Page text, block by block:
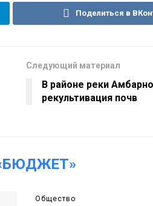
Поделиться в
Следующий материал
В районе реки
рекультивация почв
Общество